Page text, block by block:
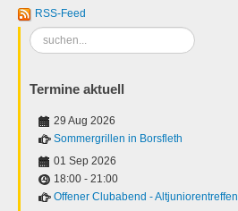
RSS-Feed
Suchen
...
Termine aktuell
29 Aug 2026
Sommergrillen in Borsfleth
01 Sep 2026
18:00 - 21:00
Offener Clubabend - Altjuniorentreffen